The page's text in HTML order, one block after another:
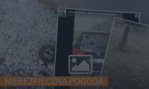
NIEBEZPIECZNA POGODA